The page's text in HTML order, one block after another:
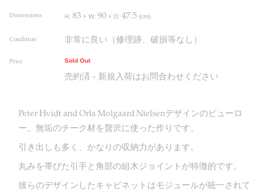
Dimensions H: 83 × W: 90 × D: 47.5 (cm)
Condition 非常に良い（修理跡、破損等なし）
Price Sold Out
売約済 - 新規入荷はお問合わせください
Peter Hvidt and Orla Molgaard Nielsenデザインのビューロ
ー。無垢のチーク材を贅沢に使った作りです。
引き出しも多く、かなりの収納力があります。
丸みを帯びた引手と角部の組木ジョイントが特徴的です。
彼らのデザインしたキャビネットはモジュールが統一されて